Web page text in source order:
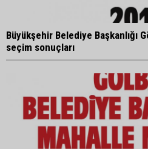
Büyükşehir Belediye Başkanlığı
seçim sonuçları